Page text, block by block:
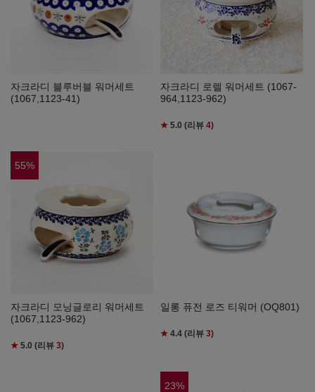
자크라디 블루버블 워머세트
(1067,1123-41)
자크라디 로렐 워머세트 (1067-
964,1123-962)
★ 5.0 (리뷰4)
55%
자크라디 모닝글로리 워머세트
(1067,1123-962)
★ 5.0 (리뷰 3)
일롱 퓨전 로즈 티워머 (OQ801)
★ 4.4 (리뷰3)
23%